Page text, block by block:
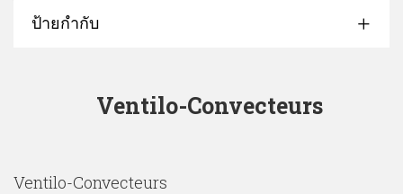
ป้ายกำกับ
Ventilo-Convecteurs
Ventilo-Convecteurs